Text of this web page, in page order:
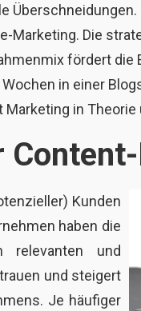
Marketing. Die
fördert die
in einer
in Theorie
Kunden
haben die
relevanten und
und steigert
Je häufiger